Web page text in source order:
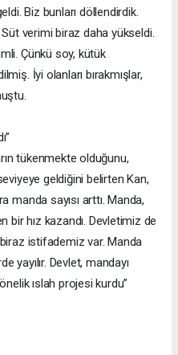
Biz bunları döllendirdik.
Süt verimi biraz daha yükseldi.
Çünkü soy, kütük
İyi olanları bırakmışlar,
tükenmekte olduğunu,
geldiğini belirten Kan,
manda sayısı arttı. Manda,
bir hız kazandı. Devletimiz de
istifademiz var. Manda
yayılır. Devlet, mandayı
ıslah projesi kurdu”